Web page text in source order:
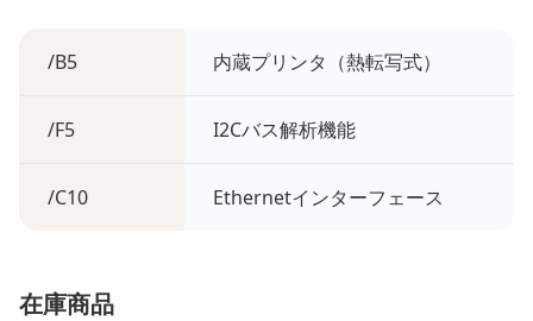
/B5 内蔵プリンタ（熱転写式）
/F5 I2Cバス解析機能
/C10 Ethernetインターフェース
在庫商品